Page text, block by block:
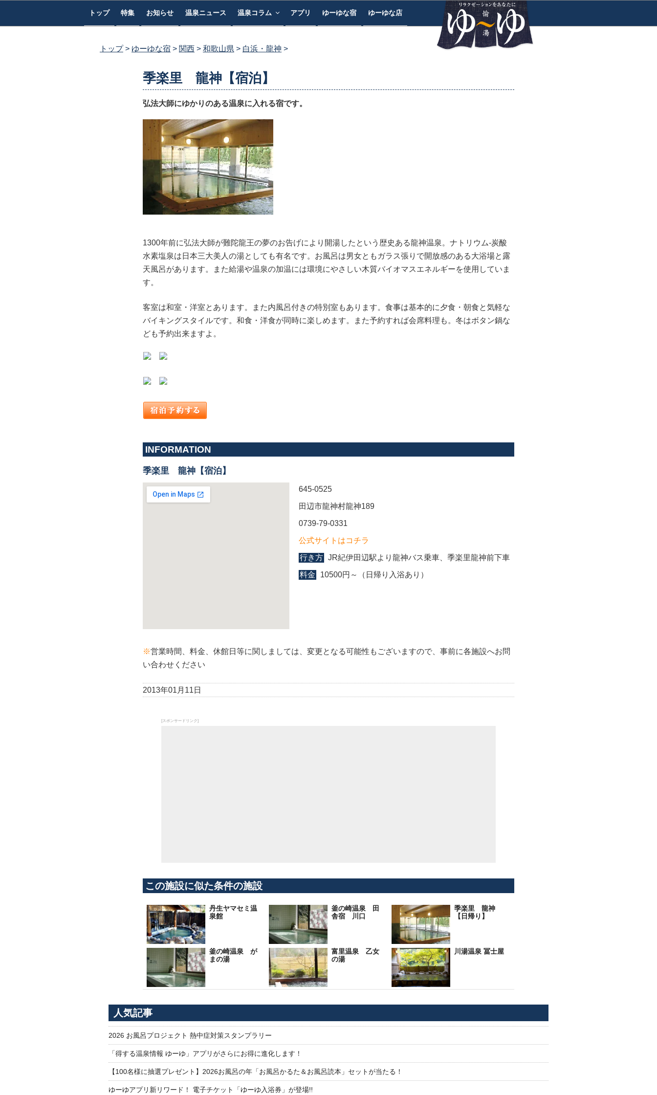
トップ 特集 お知らせ 温泉ニュース 温泉コラム アプリ ゆーゆな宿 ゆーゆな店
トップ ゆーゆな宿 関西 和歌山県 白浜・龍神
季楽里 龍神【宿泊】
弘法大師にゆかりのある温泉に入れる宿です。
1300年前に弘法大師が難陀龍王の夢のお告げにより開湯したという歴史ある龍神温泉。ナトリウム-炭酸
水素塩泉は日本三大美人の湯としても有名です。お風呂は男女ともガラス張りで開放感のある大浴場と露
天風呂があります。また給湯や温泉の加温には環境にやさしい木質バイオマスエネルギーを使用していま
す。
客室は和室・洋室とあります。また内風呂付きの特別室もあります。食事は基本的に夕食・朝食と気軽な
バイキングスタイルです。和食・洋食が同時に楽しめます。また予約すれば会席料理も。冬はボタン鍋な
ども予約出来ますよ。
INFORMATION
季楽里 龍神【宿泊】
645-0525
田辺市龍神村龍神189
0739-79-0331
公式サイトはコチラ
行き方 JR紀伊田辺駅より龍神バス乗車、季楽里龍神前下車
料金 10500円～（日帰り入浴あり）
※営業時間、料金、休館日等に関しましては、変更となる可能性もございますので、事前に各施設へお問
い合わせください
2013年01月11日
[スポンサードリンク]
この施設に似た条件の施設
丹生ヤマセミ温
泉館
釜の崎温泉 田
舎宿 川口
季楽里 龍神
【日帰り】
釜の崎温泉 が
まの湯
富里温泉 乙女
の湯
川湯温泉 冨士屋
人気記事
2026 お風呂プロジェクト 熱中症対策スタンプラリー
「得する温泉情報 ゆーゆ」アプリがさらにお得に進化します！
【100名様に抽選プレゼント】2026お風呂の年「お風呂かるた＆お風呂読本」セットが当たる！
ゆーゆアプリ新リワード！ 電子チケット「ゆーゆ入浴券」が登場!!